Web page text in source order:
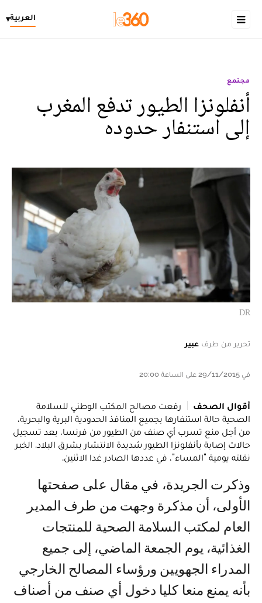
العربية▾
مجتمع
أنفلونزا الطيور تدفع المغرب
إلى استنفار حدوده
DR
تحرير من طرف عبير
في 29/11/2015 على الساعة 20:00
أقوال الصحف
رفعت مصالح المكتب الوطني للسلامة
الصحية حالة استنفارها بجميع المنافذ الحدودية البرية والبحرية،
من أجل منع تسرب أي صنف من الطيور من فرنسا، بعد تسجيل
حالات إصابة بأنفلونزا الطيور شديدة الانتشار بشرق البلاد. الخبر
نقلته يومية "المساء"، في عددها الصادر غدا الاثنين.
وذكرت الجريدة، في مقال على صفحتها
الأولى، أن مذكرة وجهت من طرف المدير
العام لمكتب السلامة الصحية للمنتجات
الغذائية، يوم الجمعة الماضي، إلى جميع
المدراء الجهويين ورؤساء المصالح الخارجي
بأنه يمنع منعا كليا دخول أي صنف من أصناف